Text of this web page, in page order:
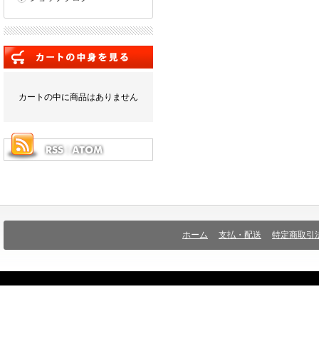
カートの中に商品はありません
ホーム 支払・配送 特定商取引